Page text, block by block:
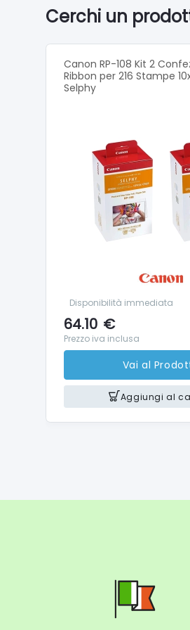
Cerchi un
Canon RP-108 Kit 2
Ribbon per 216 Stampe
Selphy
Disponibilità immediata
64.10 €
Prezzo iva inclusa
Vai al
Aggiungi al